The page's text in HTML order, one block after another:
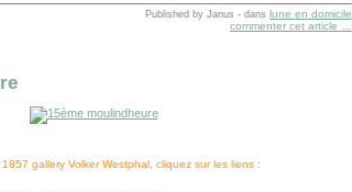
Published by Janus - dans lune en domicile
commenter cet article …
1857 gallery Volker Westphal, cliquez sur les liens :